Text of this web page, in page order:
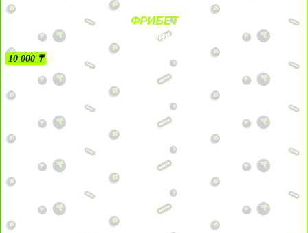
ФРИБЕТ
БЕЗ УСЛОВИЙ
10 000 ₸